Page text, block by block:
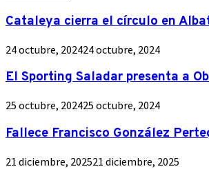
Cataleya cierra el círculo en
24 octubre, 202424 octubre, 2024
El Sporting Saladar presenta a
25 octubre, 202425 octubre, 2024
Fallece Francisco González
21 diciembre, 202521 diciembre, 2025